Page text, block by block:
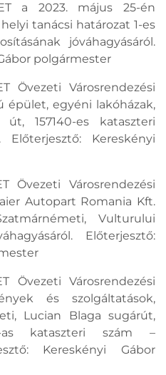
a 2023. május 25-én
tanácsi határozat 1-es
jóváhagyásáról.
polgármester
Övezeti Városrendezési
épület, egyéni lakóházak,
út, 157140-es kataszteri
Előterjesztő: Kereskényi
Övezeti Városrendezési
Autopart Romania Kft.
Vulturului
Előterjesztő:
Övezeti Városrendezési
és szolgáltatások,
Lucian Blaga sugárút,
as kataszteri szám –
Kereskényi Gábor